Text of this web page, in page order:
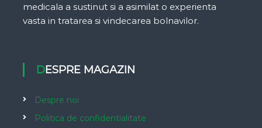
medicala a sustinut si a asimilat o experienta
vasta in tratarea si vindecarea bolnavilor.
DESPRE MAGAZIN
Despre noi
Politica de confidentialitate